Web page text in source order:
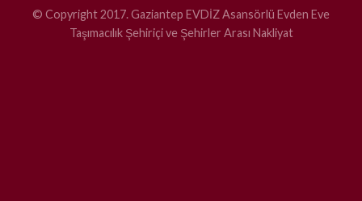
© Copyright 2017. Gaziantep EVDİZ Asansörlü Evden Eve
Taşımacılık Şehiriçi ve Şehirler Arası Nakliyat